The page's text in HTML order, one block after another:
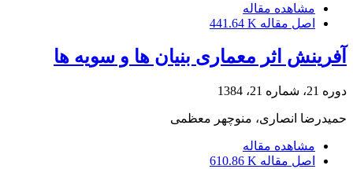
مشاهده مقاله
اصل مقاله 441.64 K
آفرینش اثر معماری بنیان ها و سویه ها
دوره 21، شماره 21، 1384
حمیدرضا انصاری، منوچهر معظمی
مشاهده مقاله
اصل مقاله 610.86 K